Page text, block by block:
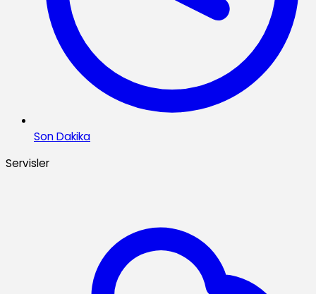
Son Dakika
Servisler